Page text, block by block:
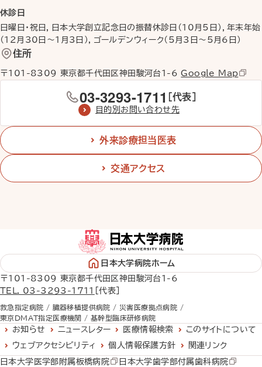
休診日
日曜日・祝日，日本大学創立記念日の振替休診日（10月5日），年末年始
（12月30日〜1月3日），ゴールデンウィーク（5月3日〜5月6日）
住所
〒101-8309 東京都千代田区神田駿河台1-6Google Map
03-3293-1711 ［代表］
目的別お問い合わせ先
外来診療担当医表
交通アクセス
日本大学病院ホーム
〒101-8309 東京都千代田区神田駿河台1-6
TEL. 03-3293-1711
［代表］
救急指定病院 / 臓器移植提供病院 / 災害医療拠点病院 /
東京DMAT指定医療機関 / 基幹型臨床研修病院
お知らせ ニュースレター 医療情報検索
このサイトについて
ウェブアクセシビリティ
個人情報保護方針
関連リンク
日本大学医学部附属板橋病院
日本大学歯学部付属歯科病院